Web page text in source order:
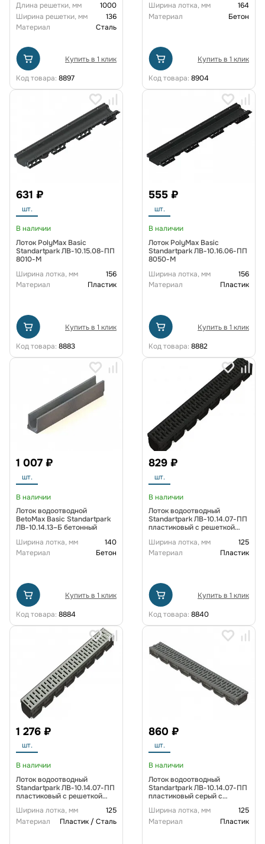
А15
Длина решетки, мм
1000
Ширина решетки, мм
136
Материал
Сталь
Купить в 1 клик
Код товара: 8897
h230 под решетку кл. С250
Ширина лотка, мм
164
Материал
Бетон
Купить в 1 клик
Код товара: 8904
631 ₽
шт.
В наличии
Лоток PolyMax Basic
Standartpark ЛВ-10.15.08-ПП
8010-М
Ширина лотка, мм
156
Материал
Пластик
Купить в 1 клик
Код товара: 8883
555 ₽
шт.
В наличии
Лоток PolyMax Basic
Standartpark ЛВ-10.16.06-ПП
8050-М
Ширина лотка, мм
156
Материал
Пластик
Купить в 1 клик
Код товара: 8882
1 007 ₽
шт.
В наличии
Лоток водоотводной
BetoMax Basic Standartpark
ЛВ-10.14.13–Б бетонный
Ширина лотка, мм
140
Материал
Бетон
Купить в 1 клик
Код товара: 8884
829 ₽
шт.
В наличии
Лоток водоотводный
Standartpark ЛВ-10.14.07-ПП
пластиковый с решеткой
Ширина лотка, мм
125
Материал
Пластик
Купить в 1 клик
Код товара: 8840
1 276 ₽
шт.
В наличии
Лоток водоотводный
Standartpark ЛВ-10.14.07-ПП
пластиковый с решеткой
(комплект)
Ширина лотка, мм
125
Материал
Пластик / Сталь
860 ₽
шт.
В наличии
Лоток водоотводный
Standartpark ЛВ-10.14.07-ПП
пластиковый серый с
(комплект) 08818-С
Ширина лотка, мм
125
Материал
Пластик